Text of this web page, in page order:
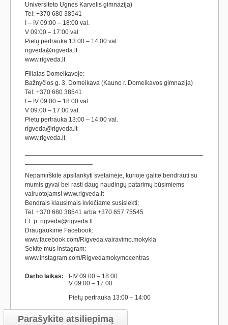
Universiteto Ugnės Karvelis gimnazija)
Tel: +370 680 38541
I – IV 09:00 – 18:00 val.
V 09:00 – 17:00 val.
Pietų pertrauka 13:00 – 14:00 val.
rigveda@rigveda.lt
www.rigveda.lt
Filialas Domeikavoje:
Bažnyčios g. 3, Domeikava (Kauno r. Domeikavos gimnazija)
Tel: +370 680 38541
I – IV 09:00 – 18:00 val.
V 09:00 – 17:00 val.
Pietų pertrauka 13:00 – 14:00 val.
rigveda@rigveda.lt
www.rigveda.lt
Nepamirškite apsilankyti svetainėje, kurioje galite bendrauti su
mumis gyvai bei rasti daug naudingų patarimų būsimiems
vairuotojams! www.rigveda.lt
Bendrais klausimais kviečiame susisiekti:
Tel. +370 680 38541 arba +370 657 75545
El. p. rigveda@rigveda.lt
Draugaukime Facebook:
www.facebook.com/Rigveda.vairavimo.mokykla
Sekite mus Instagram:
www.instagram.com/Rigvedamokymocentras
Darbo laikas:
I-IV 09:00 – 18:00
V 09:00 – 17:00
Pietų pertrauka 13:00 – 14:00
Parašykite atsiliepimą